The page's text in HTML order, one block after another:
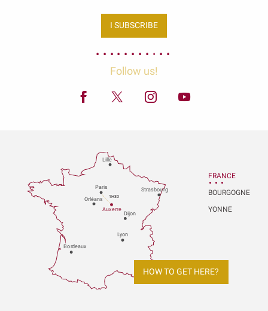
I SUBSCRIBE
Follow us!
Paris
Dijon
Orléans
Bordeaux
Lyon
Auxerre
Strasbourg
Lille
1H30
FRANCE
BOURGOGNE
YONNE
HOW TO GET HERE?